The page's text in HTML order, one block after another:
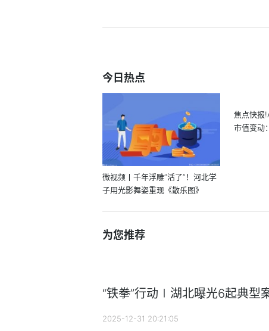
今日热点
微视频丨千年浮雕“活了”！河北学
子用光影舞姿重现《散乐图》
焦点快报
市值变动
为您推荐
“铁拳”行动∣湖北曝光6起典型
2025-12-31 20:21:05